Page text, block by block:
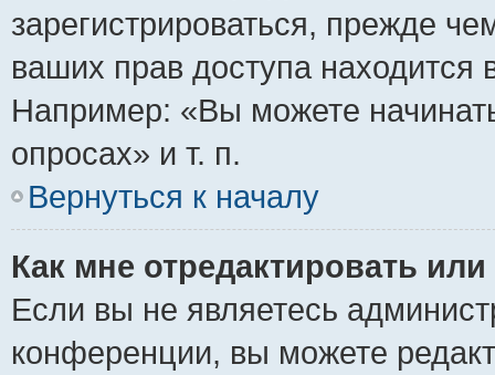
зарегистрироваться, прежде
ваших прав доступа
Например: «Вы можете
опросах» и т. п.
Вернуться к началу
Как мне отредактировать
Если вы не являетесь
конференции, вы можете